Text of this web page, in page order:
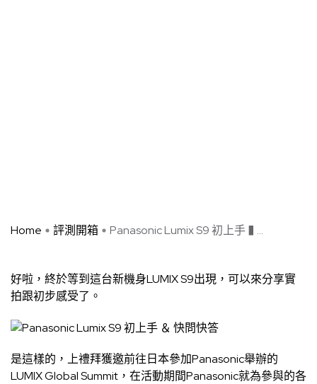
Home 評測開箱 Panasonic Lumix S9 初上手 � ...
好啦，終於等到這台新機身LUMIX S9出現，可以來分享實
拍跟初步感受了。
是這樣的，上禮拜獲邀前往日本參加Panasonic舉辦的
LUMIX Global Summit，在活動期間Panasonic就為參與的各